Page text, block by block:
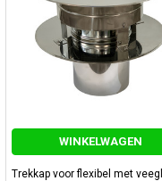
WINKELWAGEN
Trekkap voor flexibel met